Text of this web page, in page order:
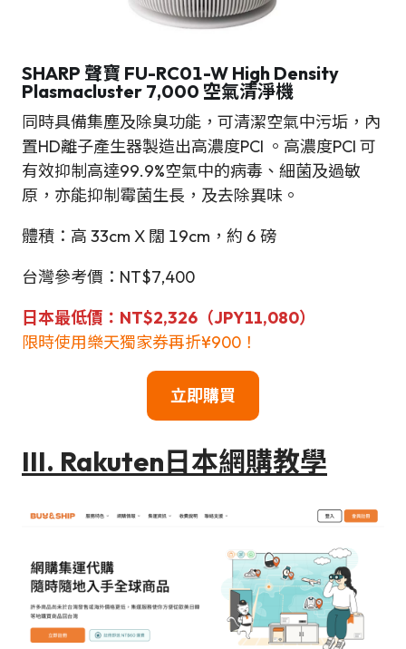
SHARP 聲寶 FU-RC01-W High Density
Plasmacluster 7,000 空氣清淨機
同時具備集塵及除臭功能，可清潔空氣中污垢，內
置HD離子產生器製造出高濃度PCI 。高濃度PCI 可
有效抑制高達99.9%空氣中的病毒、細菌及過敏
原，亦能抑制霉菌生長，及去除異味。
體積：高 33cm X 闊 19cm，約 6 磅
台灣參考價：NT$7,400
日本最低價：NT$2,326（JPY11,080）
限時使用樂天獨家券再折¥900！
立即購買
III. Rakuten日本網購教學